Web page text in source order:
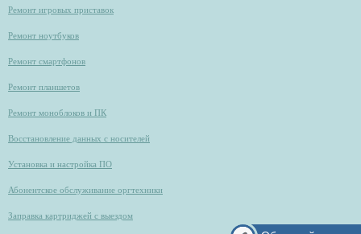
Ремонт игровых приставок
Ремонт ноутбуков
Ремонт смартфонов
Ремонт планшетов
Ремонт моноблоков и ПК
Восстановление данных с носителей
Установка и настройка ПО
Абонентское обслуживание оргтехники
Заправка картриджей с выездом